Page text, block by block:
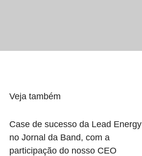
Veja também
Case de sucesso da Lead Energy
no Jornal da Band, com a
participação do nosso CEO